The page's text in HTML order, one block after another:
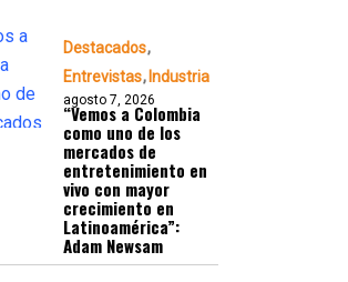
Destacados
Entrevistas Industria
agosto 7, 2026
“Vemos a Colombia
como uno de los
mercados de
entretenimiento en
vivo con mayor
crecimiento en
Latinoamérica”:
Adam Newsam